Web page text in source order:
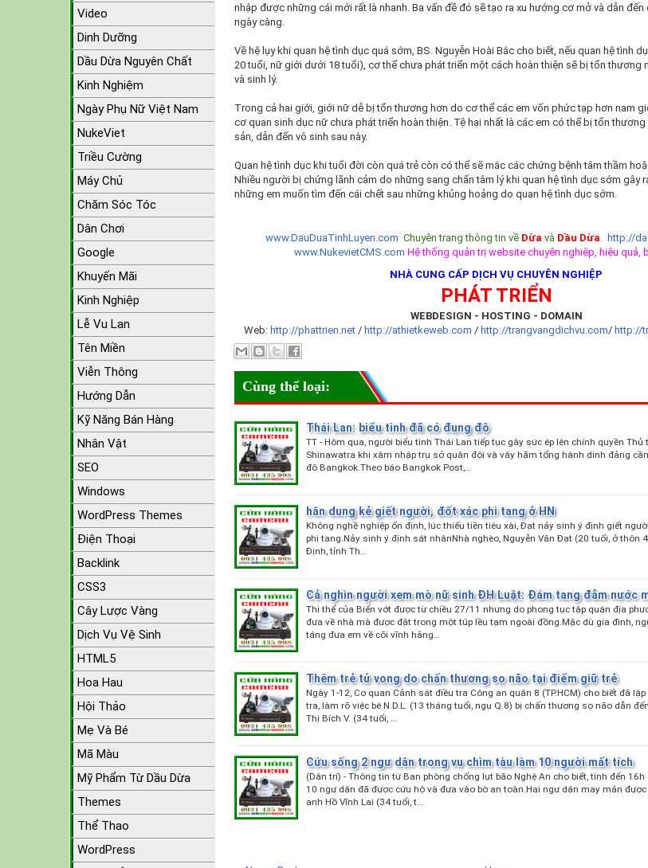
nhập được những cái mới rất là nhanh. Ba vấn đề đó sẽ tạo ra xu hướng cơ mở và dẫn đến
ngày càng.
Về hệ lụy khi quan hệ tình dục quá sớm, BS. Nguyễn Hoài Bắc cho biết, nếu quan hệ tình
20 tuổi, nữ giới dưới 18 tuổi), cơ thể chưa phát triển một cách hoàn thiện sẽ bị tổn thương
và sinh lý.
Trong cả hai giới, giới nữ dễ bị tổn thương hơn do cơ thể các em vốn phức tạp hơn nam
cơ quan sinh dục nữ chưa phát triển hoàn thiện. Tệ hại nhất là các em có thể bị tổn thương
sản, dẫn đến vô sinh sau này.
Quan hệ tình dục khi tuổi đời còn quá trẻ còn có thể sẽ mắc các chứng bệnh tâm thầm
Nhiều người bị chứng lãnh cảm do những sang chấn tâm lý khi quan hệ tình dục sớm gây
những em muốn tìm đến cái chết sau những khủng hoảng do quan hệ tình dục sớm.
www.DauDuaTinhLuyen.com Chuyên trang thông tin về Dừa và Dầu Dừa. http://
www.NukevietCMS.com Hệ thống quản trị website chuyên nghiệp, hiệu quả,
NHÀ CUNG CẤP DỊCH VỤ CHUYÊN NGHIỆP
PHÁT TRIỂN
WEBDESIGN - HOSTING - DOMAIN
Web: http://phattrien.net / http://athietkeweb.com / http://trangvangdichvu.com/ http://
Cùng thể loại:
Thái Lan: biểu tình đã có đụng độ
TT - Hôm qua, người biểu tình Thái Lan tiếp tục gây sức ép lên chính quyền Thủ
Shinawatra khi xâm nhập trụ sở quân đội và vây hãm tổng hành dinh đảng
đô Bangkok.Theo báo Bangkok Post,…
hân dung kẻ giết người, đốt xác phi tang ở HN
Không nghề nghiệp ổn định, lúc thiếu tiền tiêu xài, Đạt nảy sinh ý định giết
phi tang.Nảy sinh ý định sát nhânNhà nghèo, Nguyễn Văn Đạt (20 tuổi, ở thôn
Định, tỉnh Th…
Cả nghìn người xem mò nữ sinh ĐH Luật: Đám tang đẫm nước
Thi thể của Biển vớt được từ chiều 27/11 nhưng do phong tục tập quán địa
đưa về nhà mà được đặt trong một túp lều tạm ngoài đồng.Mặc dù gia đình,
táng đưa em về cõi vĩnh hằng…
Thêm trẻ tử vong do chấn thương sọ não tại điểm giữ trẻ
Ngày 1-12, Cơ quan Cảnh sát điều tra Công an quận 8 (TP.HCM) cho biết đã
tra, làm rõ việc bé N.D.L. (13 tháng tuổi, ngụ Q.8) bị chấn thương sọ não dẫn
Thị Bích V. (34 tuổi, …
Cứu sống 2 ngư dân trong vụ chìm tàu làm 10 người mất tích
(Dân trí) - Thông tin từ Ban phòng chống lụt bão Nghệ An cho biết, tính đến
10 ngư dân đã được cứu hộ và đưa vào bờ an toàn.Hai ngư dân may mắn
anh Hồ Vĩnh Lai (34 tuổi, t…
Video
Dinh Dưỡng
Dầu Dừa Nguyên Chất
Kinh Nghiệm
Ngày Phụ Nữ Việt Nam
NukeViet
Triều Cường
Máy Chủ
Chăm Sóc Tóc
Dân Chơi
Google
Khuyến Mãi
Kinh Nghiệp
Lễ Vu Lan
Tên Miền
Viễn Thông
Hướng Dẫn
Kỹ Năng Bán Hàng
Nhân Vật
SEO
Windows
WordPress Themes
Điện Thoại
Backlink
CSS3
Cây Lược Vàng
Dịch Vụ Vệ Sinh
HTML5
Hoa Hau
Hội Thảo
Mẹ Và Bé
Mã Màu
Mỹ Phẩm Từ Dầu Dừa
Themes
Thể Thao
WordPress